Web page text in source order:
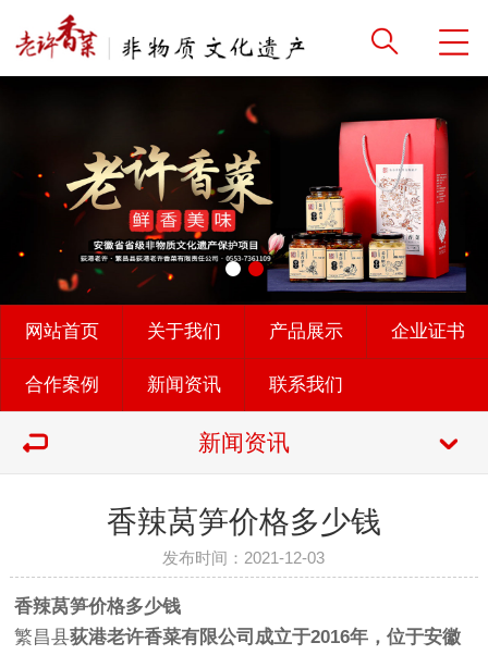
网站首页 关于我们 产品展示 企业证书
合作案例 新闻资讯 联系我们
新闻资讯
香辣莴笋价格多少钱
发布时间：2021-12-03
香辣莴笋价格多少钱
繁昌县荻港老许香菜有限公司成立于2016年，位于安徽